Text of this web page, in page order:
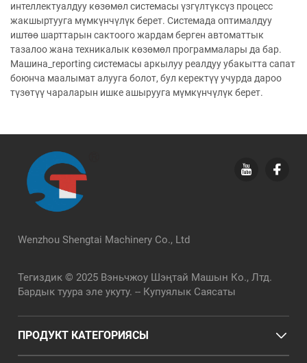
интеллектуалдуу көзөмөл системасы үзгүлтүксүз процесс
жакшыртууга мүмкүнчүлүк берет. Системада оптималдуу
иштөө шарттарын сактоого жардам берген автоматтык
тазалоо жана техникалык көзөмөл программалары да бар.
Машина_reporting системасы аркылуу реалдуу убакытта сапат
боюнча маалымат алууга болот, бул керектүү учурда дароо
түзөтүү чараларын ишке ашырууга мүмкүнчүлүк берет.
Wenzhou Shengtai Machinery Co., Ltd
Тегиздик © 2025 Вэньчжоу Шэңтай Машын Ко., Лтд.
Бардык туура эле укуту. -- Купуялык Саясаты
ПРОДУКТ КАТЕГОРИЯСЫ